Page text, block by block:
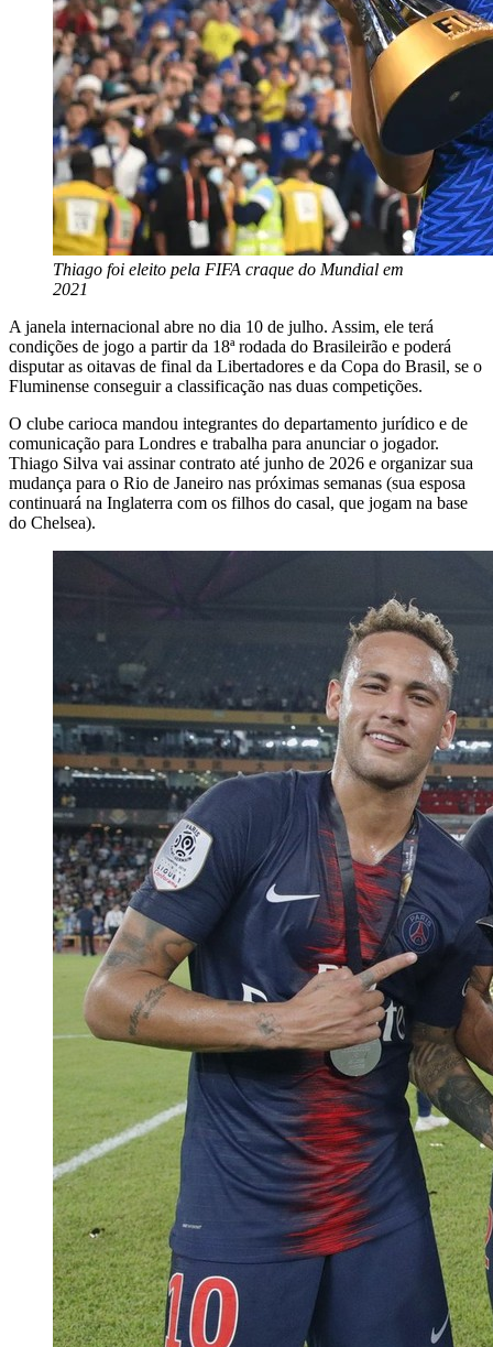
Thiago foi eleito pela FIFA craque do Mundial em
2021
A janela internacional abre no dia 10 de julho. Assim, ele terá
condições de jogo a partir da 18ª rodada do Brasileirão e poderá
disputar as oitavas de final da Libertadores e da Copa do Brasil, se o
Fluminense conseguir a classificação nas duas competições.
O clube carioca mandou integrantes do departamento jurídico e de
comunicação para Londres e trabalha para anunciar o jogador.
Thiago Silva vai assinar contrato até junho de 2026 e organizar sua
mudança para o Rio de Janeiro nas próximas semanas (sua esposa
continuará na Inglaterra com os filhos do casal, que jogam na base
do Chelsea).